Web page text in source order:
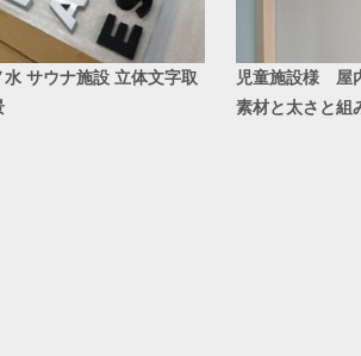
水 サウナ施設 立体文字取
児童施設様 屋
素材と太さと組